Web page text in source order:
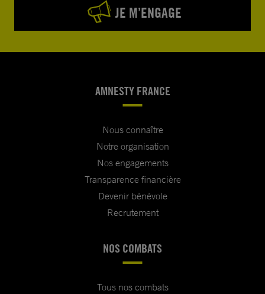
JE M’ENGAGE
AMNESTY FRANCE
Nous connaître
Notre organisation
Nos engagements
Transparence financière
Devenir bénévole
Recrutement
NOS COMBATS
Tous nos combats